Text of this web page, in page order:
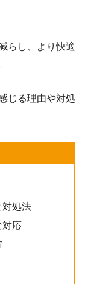
らし、より快適
じる理由や対処
対処法
対応